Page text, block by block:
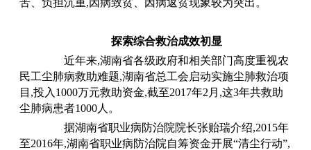
苦、负担沉重,因病致贫、因病返贫现象较为突出。
探索综合救治成效初显
近年来,湖南省各级政府和相关部门高度重视农
民工尘肺病救助难题,湖南省总工会启动实施尘肺救治项
目,投入1000万元救助资金,截至2017年2月,这3年共救助
尘肺病患者1000人。
据湖南省职业病防治院院长张贻瑞介绍,2015年
至2016年,湖南省职业病防治院自筹资金开展“清尘行动”,